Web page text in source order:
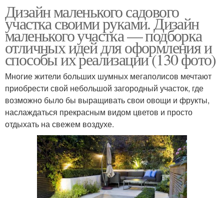
Дизайн маленького садового
участка своими руками. Дизайн
маленького участка — подборка
отличных идей для оформления и
способы их реализации (130 фото)
Многие жители больших шумных мегаполисов мечтают
приобрести свой небольшой загородный участок, где
возможно было бы выращивать свои овощи и фрукты,
наслаждаться прекрасным видом цветов и просто
отдыхать на свежем воздухе.